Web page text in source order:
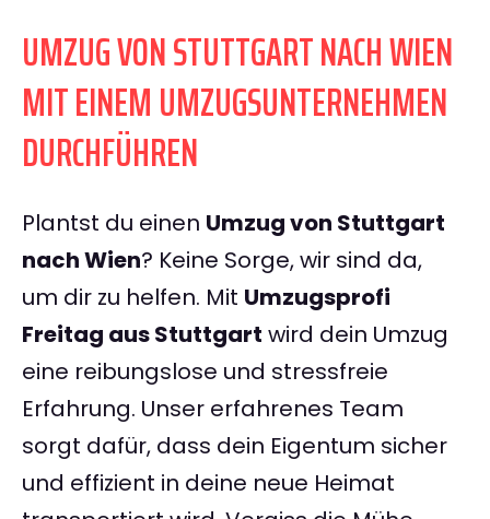
UMZUG VON STUTTGART NACH WIEN
MIT EINEM UMZUGSUNTERNEHMEN
DURCHFÜHREN
Plantst du einen Umzug von Stuttgart
nach Wien? Keine Sorge, wir sind da,
um dir zu helfen. Mit Umzugsprofi
Freitag aus Stuttgart wird dein Umzug
eine reibungslose und stressfreie
Erfahrung. Unser erfahrenes Team
sorgt dafür, dass dein Eigentum sicher
und effizient in deine neue Heimat